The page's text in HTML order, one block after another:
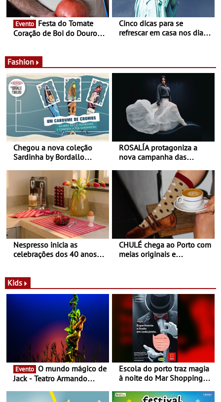
Evento
Coração de Boi do Douro -
Cinco dicas para se
refrescar em casa nos dias
Fashion
Chegou a nova coleção
Sardinha by Bordallo
ROSALÍA protagoniza a
nova campanha das
Balance
Nespresso inicia as
celebrações dos 40 anos
Novas - Edição limitada
Nespresso x Torres Novas
CHULÉ chega ao Porto com
meias originais e
Shopping
Kids
Evento
Jack - Teatro Armando
Escola do porto traz magia
à noite do Mar Shopping
29 de abril, às 21h00